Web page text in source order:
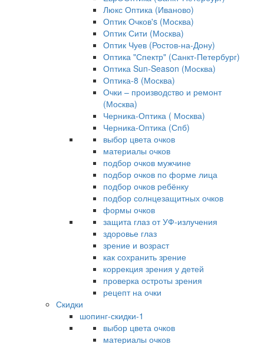
Люкс Оптика (Иваново)
Оптик Очков's (Москва)
Оптик Сити (Москва)
Оптик Чуев (Ростов-на-Дону)
Оптика "Спектр" (Санкт-Петербург)
Оптика Sun-Season (Москва)
Оптика-8 (Москва)
Очки – производство и ремонт
(Москва)
Черника-Оптика ( Москва)
Черника-Оптика (Спб)
выбор цвета очков
материалы очков
подбор очков мужчине
подбор очков по форме лица
подбор очков ребёнку
подбор солнцезащитных очков
формы очков
защита глаз от УФ-излучения
здоровье глаз
зрение и возраст
как сохранить зрение
коррекция зрения у детей
проверка остроты зрения
рецепт на очки
Скидки
шопинг-скидки-1
выбор цвета очков
материалы очков